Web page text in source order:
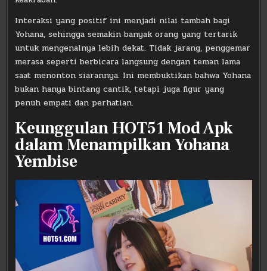
Interaksi yang positif ini menjadi nilai tambah bagi
Yohana, sehingga semakin banyak orang yang tertarik
untuk mengenalnya lebih dekat. Tidak jarang, penggemar
merasa seperti berbicara langsung dengan teman lama
saat menonton siarannya. Ini membuktikan bahwa Yohana
bukan hanya bintang cantik, tetapi juga figur yang
penuh empati dan perhatian.
Keunggulan HOT51 Mod Apk
dalam Menampilkan Yohana
Yembise